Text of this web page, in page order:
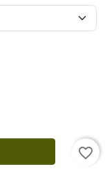
favorite_border